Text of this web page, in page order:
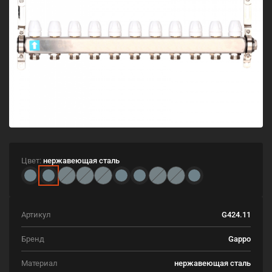
Цвет: нержавеющая сталь
Артикул G424.11
Бренд Gappo
Материал нержавеющая сталь